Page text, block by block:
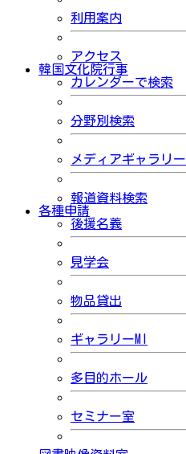
利用案内
アクセス
韓国文化院行事
カレンダーで検索
分野別検索
メディアギャラリー
報道資料検索
各種申請
後援名義
見学会
物品貸出
ギャラリーMI
多目的ホール
セミナー室